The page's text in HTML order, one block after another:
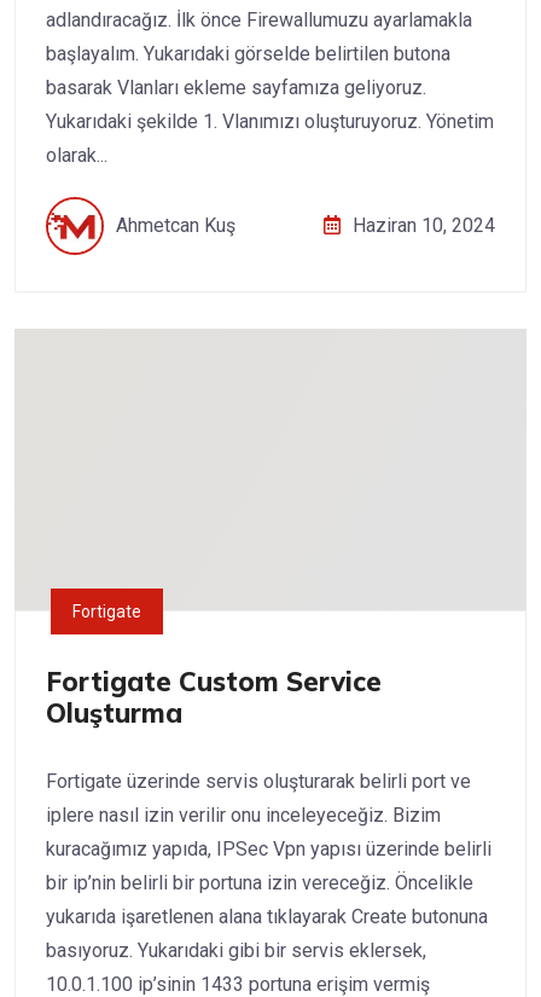
adlandıracağız. İlk önce Firewallumuzu ayarlamakla
başlayalım. Yukarıdaki görselde belirtilen butona
basarak Vlanları ekleme sayfamıza geliyoruz.
Yukarıdaki şekilde 1. Vlanımızı oluşturuyoruz. Yönetim
olarak...
Ahmetcan Kuş Haziran 10, 2024
Fortigate
Fortigate Custom Service
Oluşturma
Fortigate üzerinde servis oluşturarak belirli port ve
iplere nasıl izin verilir onu inceleyeceğiz. Bizim
kuracağımız yapıda, IPSec Vpn yapısı üzerinde belirli
bir ip’nin belirli bir portuna izin vereceğiz. Öncelikle
yukarıda işaretlenen alana tıklayarak Create butonuna
basıyoruz. Yukarıdaki gibi bir servis eklersek,
10.0.1.100 ip’sinin 1433 portuna erişim vermiş